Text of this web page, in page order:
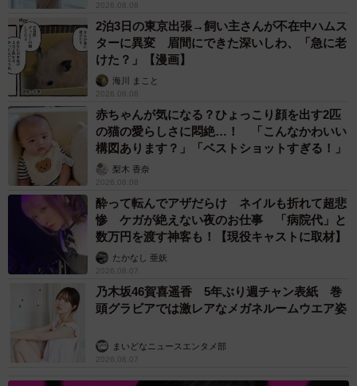
この大型連休に人々はどこへ向かっていたのか、国交省の
交通量オープンデータから視覚化しました。今日までのGW
期間の全国平均交通量は通常期比で約23%の増加です。最
も増加率が高かったのは北海道で、GW期間平均で通常の約
1.3倍となっています。道東の知床方面（斜里町）では約3.9
倍、上富良野や… pic.twitter.com/DJWRnlek8s
— 徒然研究室✍🏻 (@tsurezure_lab)
2026.08.08
2泊3日の東京出張→飼い主さんが不在中ハムス
ターに異変 眉間にできた深いしわ、「急に老
けた？」【漫画】
海川 まこと
2026.08.08
赤ちゃんが気になる？ひょっこり顔を出す2匹
の猫の愛らしさに悶絶…！ 「こんなかわいい
構図あります？」「ベストショットすぎる！」
梨木 香奈
2026.08.08
酔って転んでアザだらけ ネイルも折れて超悲
惨 ケガが絶えない夜のお仕事 「病院代」と
数万円を渡す神客も！【現役キャストに取材】
たかなし 亜妖
2026.08.07
乃木坂46賀喜遥香 5年ぶり週チャン表紙 巻
頭グラビアでは激レアなメガネルームウエア姿
まいどなニュースエンタメ部
2026.08.07